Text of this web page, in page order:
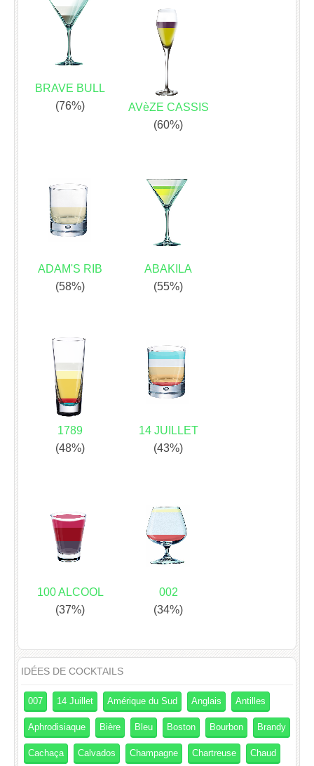
BRAVE BULL
(76%)
AVèZE CASSIS
(60%)
ADAM'S RIB
(58%)
ABAKILA
(55%)
1789
(48%)
14 JUILLET
(43%)
100 ALCOOL
(37%)
002
(34%)
IDÉES DE COCKTAILS
007 14 Juillet Amérique du Sud Anglais Antilles
Aphrodisiaque Bière Bleu Boston Bourbon Brandy
Cachaça Calvados Champagne Chartreuse Chaud